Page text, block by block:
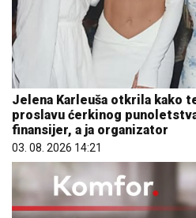
Jelena Karleuša otkrila kako
proslavu ćerkinog
finansijer, a ja organizator
03. 08. 2026 14:21